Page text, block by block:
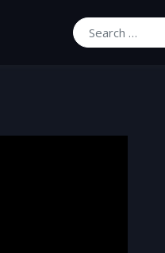
Search for: